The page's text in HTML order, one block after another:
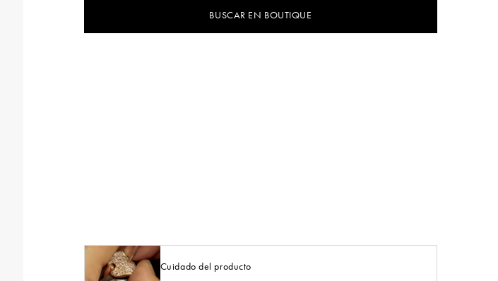
BUSCAR EN BOUTIQUE
Cuidado del producto